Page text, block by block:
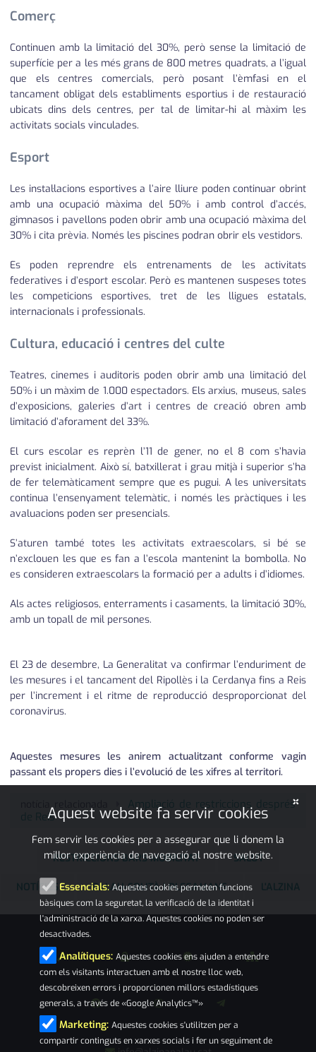
Comerç
Continuen amb la limitació del 30%, però sense la limitació de
superfície per a les més grans de 800 metres quadrats, a l’igual
que els centres comercials, però posant l’èmfasi en el
tancament obligat dels establiments esportius i de restauració
ubicats dins dels centres, per tal de limitar-hi al màxim les
activitats socials vinculades.
Esport
Les instal·lacions esportives a l’aire lliure poden continuar obrint
amb una ocupació màxima del 50% i amb control d’accés,
gimnasos i pavellons poden obrir amb una ocupació màxima del
30% i cita prèvia. Només les piscines podran obrir els vestidors.
Es poden reprendre els entrenaments de les activitats
federatives i d’esport escolar. Però es mantenen suspeses totes
les competicions esportives, tret de les lligues estatals,
internacionals i professionals.
Cultura, educació i centres del culte
Teatres, cinemes i auditoris poden obrir amb una limitació del
50% i un màxim de 1.000 espectadors. Els arxius, museus, sales
d’exposicions, galeries d’art i centres de creació obren amb
limitació d’aforament del 33%.
El curs escolar es reprèn l’11 de gener, no el 8 com s’havia
previst inicialment. Això sí, batxillerat i grau mitjà i superior s’ha
de fer telemàticament sempre que es pugui. A les universitats
continua l’ensenyament telemàtic, i només les pràctiques i les
avaluacions poden ser presencials.
S’aturen també totes les activitats extraescolars, si bé se
n’exclouen les que es fan a l’escola mantenint la bombolla. No
es consideren extraescolars la formació per a adults i d’idiomes.
Als actes religiosos, enterraments i casaments, la limitació 30%,
amb un topall de mil persones.
El 23 de desembre, La Generalitat va confirmar l’enduriment de
les mesures i el tancament del Ripollès i la Cerdanya fins a Reis
per l’increment i el ritme de reproducció desproporcionat del
coronavirus.
Aquestes mesures les anirem actualitzant conforme vagin
passant els propers dies i l’evolució de les xifres al territori.
notícia relacionada
Ampliació de restriccions després
de Reis
RESTRICCIONS BARS MOBILITAT SALUT
NOTÍCIES PALAU-SOLITÀ I PLEGAMANS L'ALZINA
×
Aquest website fa servir cookies
Fem servir les cookies per a assegurar que li donem la
millor experiència de navegació al nostre website.
Essencials: Aquestes cookies permeten funcions
bàsiques com la seguretat, la verificació de la identitat i
l'administració de la xarxa. Aquestes cookies no poden ser
desactivades.
Analítiques: Aquestes cookies ens ajuden a entendre
com els visitants interactuen amb el nostre lloc web,
descobreixen errors i proporcionen millors estadístiques
generals, a través de «Google Analytics™»
Marketing: Aquestes cookies s'utilitzen per a
compartir continguts en xarxes socials i fer un seguiment de